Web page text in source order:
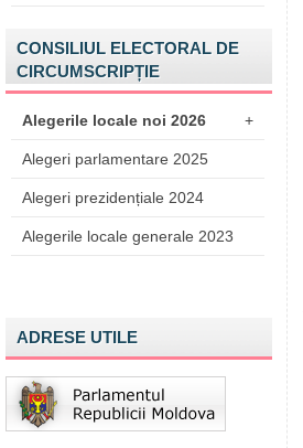
CONSILIUL ELECTORAL DE
CIRCUMSCRIPȚIE
Alegerile locale noi 2026 +
Alegeri parlamentare 2025
Alegeri prezidențiale 2024
Alegerile locale generale 2023
ADRESE UTILE